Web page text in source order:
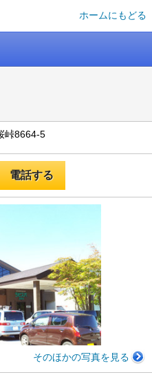
ホームにもどる
峠8664-5
電話する
そのほかの写真を見る